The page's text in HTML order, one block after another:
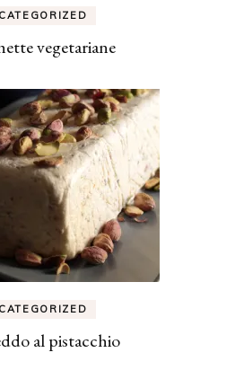
vegetariane
al pistacchio